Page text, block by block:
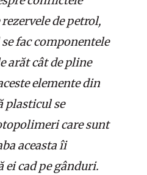
de petrol,
fac componentele
arăt cât de pline
elemente din
plasticul se
care sunt
aceasta îi
ei cad pe gânduri.